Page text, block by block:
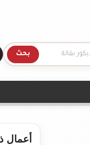
بحث
أعمال
تصميم